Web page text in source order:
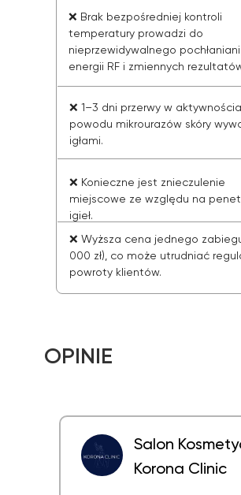
❌ Brak bezpośredniej kontroli
temperatury prowadzi do
nieprzewidywalnego
energii RF i zmiennych
❌ Wyższa cena jednego
000 zł), co może utrudniać
powroty klientów.
❌ Konieczne jest znieczulenie
miejscowe ze względu na
igieł.
❌ 1–3 dni przerwy w
powodu mikrourazów skóry
igłami.
Salon
Korona Clinic